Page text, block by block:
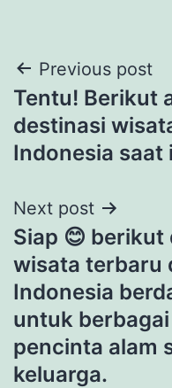
Post
navigation
Previous post
Tentu! Berikut
destinasi
Indonesia
Next post
Siap 😊
wisata terbaru
Indonesia
untuk
pencinta alam
keluarga.